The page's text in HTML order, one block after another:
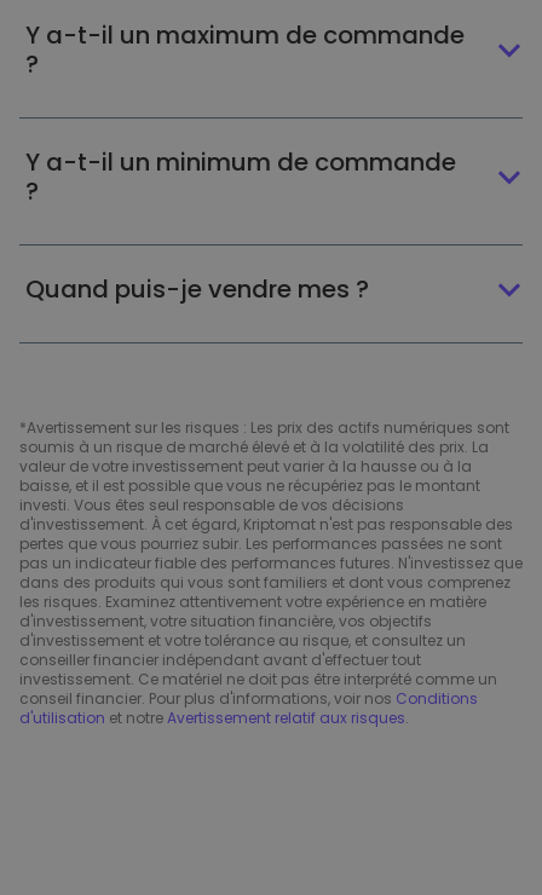
Y a-t-il un maximum de commande
?
Y a-t-il un minimum de commande
?
Quand puis-je vendre mes ?
*Avertissement sur les risques : Les prix des actifs numériques sont
soumis à un risque de marché élevé et à la volatilité des prix. La
valeur de votre investissement peut varier à la hausse ou à la
baisse, et il est possible que vous ne récupériez pas le montant
investi. Vous êtes seul responsable de vos décisions
d'investissement. À cet égard, Kriptomat n'est pas responsable des
pertes que vous pourriez subir. Les performances passées ne sont
pas un indicateur fiable des performances futures. N'investissez que
dans des produits qui vous sont familiers et dont vous comprenez
les risques. Examinez attentivement votre expérience en matière
d'investissement, votre situation financière, vos objectifs
d'investissement et votre tolérance au risque, et consultez un
conseiller financier indépendant avant d'effectuer tout
investissement. Ce matériel ne doit pas être interprété comme un
conseil financier. Pour plus d'informations, voir nos Conditions
d'utilisation et notreAvertissement relatif aux risques.